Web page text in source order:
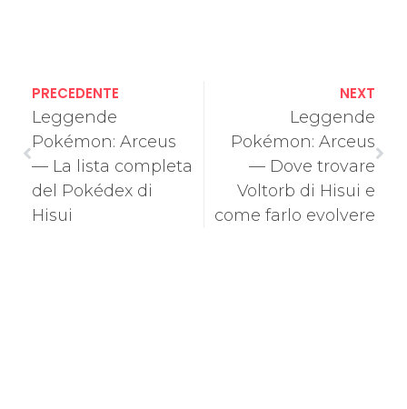
PRECEDENTE
Leggende
Pokémon: Arceus
— La lista completa
del Pokédex di
Hisui
NEXT
Leggende
Pokémon: Arceus
— Dove trovare
Voltorb di Hisui e
come farlo evolvere